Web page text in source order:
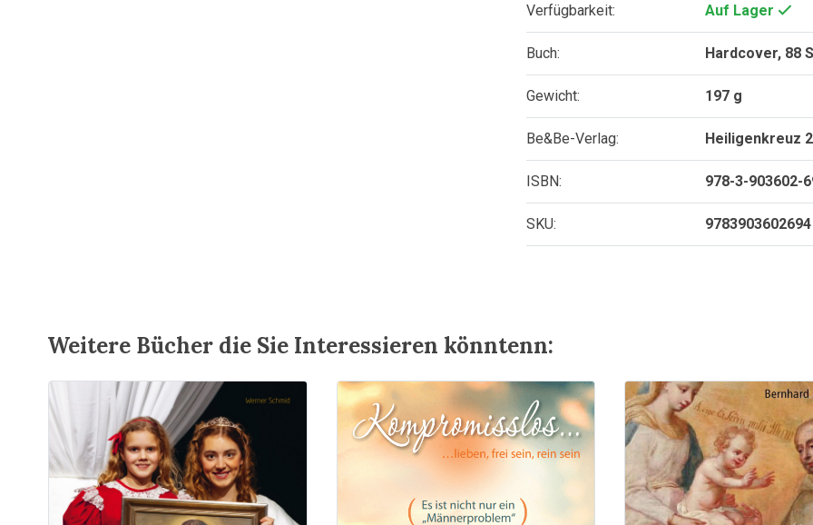
Verfügbarkeit: Auf Lager
Buch: Hardcover, 88
Gewicht: 197 g
Be&Be-Verlag: Heiligenkreuz
ISBN: 978-3-903602-
SKU: 9783903602694
Weitere Bücher die Sie Interessieren könntenn: